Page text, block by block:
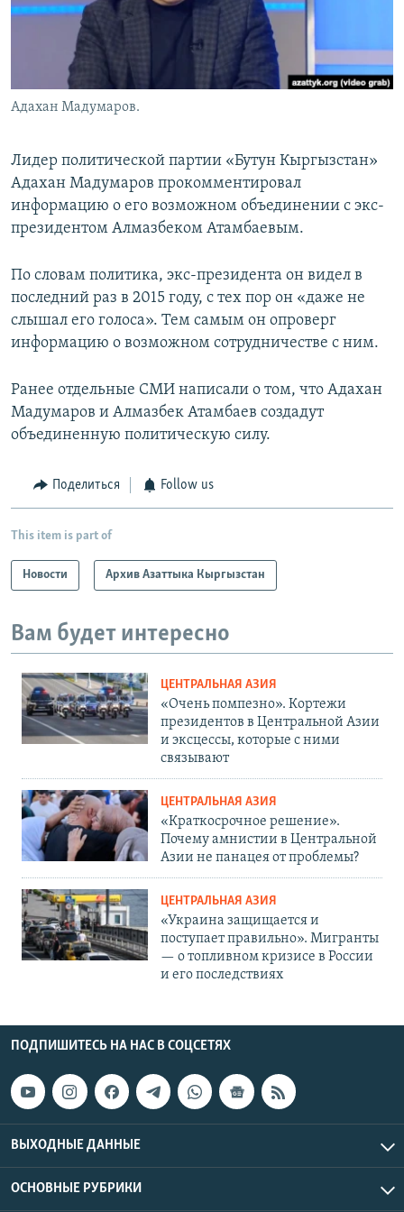
Адахан Мадумаров.
Лидер политической партии «Бутун Кыргызстан»
Адахан Мадумаров прокомментировал
информацию о его возможном объединении с экс-
президентом Алмазбеком Атамбаевым.
По словам политика, экс-президента он видел в
последний раз в 2015 году, с тех пор он «даже не
слышал его голоса». Тем самым он опроверг
информацию о возможном сотрудничестве с ним.
Ранее отдельные СМИ написали о том, что Адахан
Мадумаров и Алмазбек Атамбаев создадут
объединенную политическую силу.
Поделиться Follow us
This item is part of
Новости Архив Азаттыка Кыргызстан
Вам будет интересно
ЦЕНТРАЛЬНАЯ АЗИЯ
«Очень помпезно». Кортежи
президентов в Центральной Азии
и эксцессы, которые с ними
связывают
ЦЕНТРАЛЬНАЯ АЗИЯ
«Краткосрочное решение».
Почему амнистии в Центральной
Азии не панацея от проблемы?
ЦЕНТРАЛЬНАЯ АЗИЯ
«Украина защищается и
поступает правильно». Мигранты
— о топливном кризисе в России
и его последствиях
ПОДПИШИТЕСЬ НА НАС В СОЦСЕТЯХ
ВЫХОДНЫЕ ДАННЫЕ
ОСНОВНЫЕ РУБРИКИ